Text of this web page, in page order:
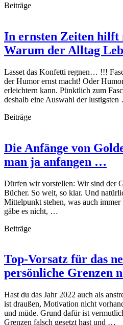
Beiträge
In ernsten Zeiten
Warum der Alltag
Lasset das Konfetti regnen… !!!
der Humor ernst macht! Oder
erleichtern kann. Pünktlich zum
deshalb eine Auswahl der
Beiträge
Die Anfänge von
man ja anfangen …
Dürfen wir vorstellen: Wir sind der
Bücher. So weit, so klar. Und
Mittelpunkt stehen, was auch
gäbe es nicht, …
Beiträge
Top-Vorsatz für das
persönliche Grenzen
Hast du das Jahr 2022 auch als
ist draußen, Motivation nicht
und müde. Grund dafür ist
Grenzen falsch gesetzt hast und …